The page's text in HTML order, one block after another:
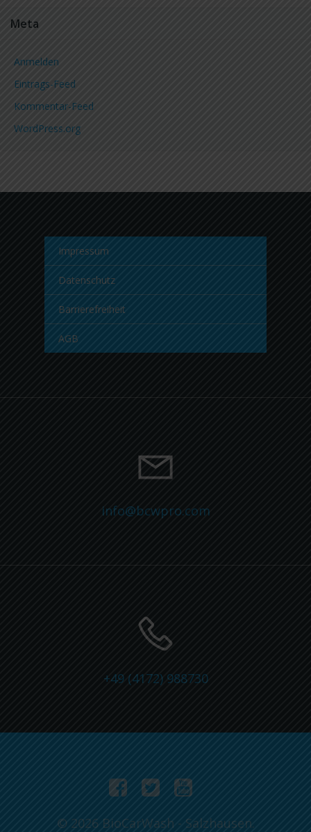
Meta
Anmelden
Eintrags-Feed
Kommentar-Feed
WordPress.org
Impressum
Datenschutz
Barrierefreiheit
AGB
info@bcwpro.com
+49 (4172) 988730
© 2026 BioCarWash - Salzhausen.